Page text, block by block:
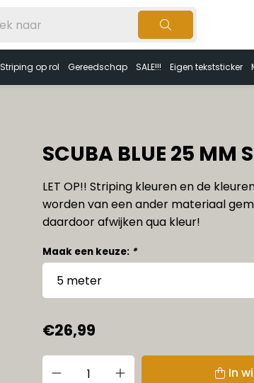
Striping op rol Gereedschap SALE!!! Eigen tekststicker
SCUBA BLUE 25 MM
LET OP!! Striping kleuren en de
worden van een ander materiaal
daardoor afwijken qua kleur!
Maak een keuze: *
€26,99
In